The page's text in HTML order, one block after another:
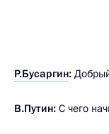
Р.Бусаргин:
В.Путин: С чего